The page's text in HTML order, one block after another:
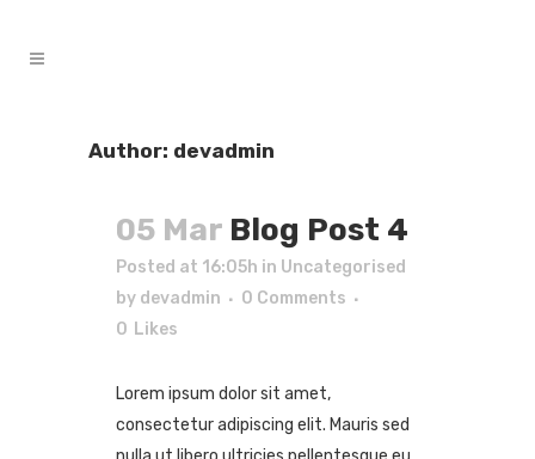
Author: devadmin
05 Mar Blog Post 4
Posted at 16:05h in Uncategorised
by devadmin
0 Comments
0 Likes
Lorem ipsum dolor sit amet,
consectetur adipiscing elit. Mauris sed